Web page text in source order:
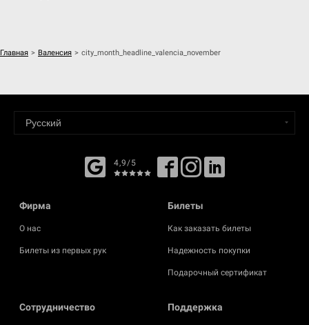
Главная > Валенсия > city_month_headline_valencia_november
4,9/5
Фирма
О нас
Билеты из первых рук
Билеты
Как заказать билеты
Надежность покупки
Подарочный сертификат
Cотрудничество Поддержка